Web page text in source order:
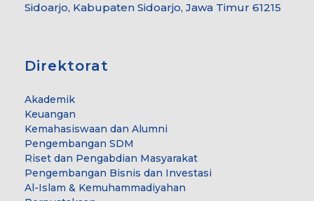
Sidoarjo, Kabupaten Sidoarjo, Jawa Timur 61215
Direktorat
Akademik
Keuangan
Kemahasiswaan dan Alumni
Pengembangan SDM
Riset dan Pengabdian Masyarakat
Pengembangan Bisnis dan Investasi
Al-Islam & Kemuhammadiyahan